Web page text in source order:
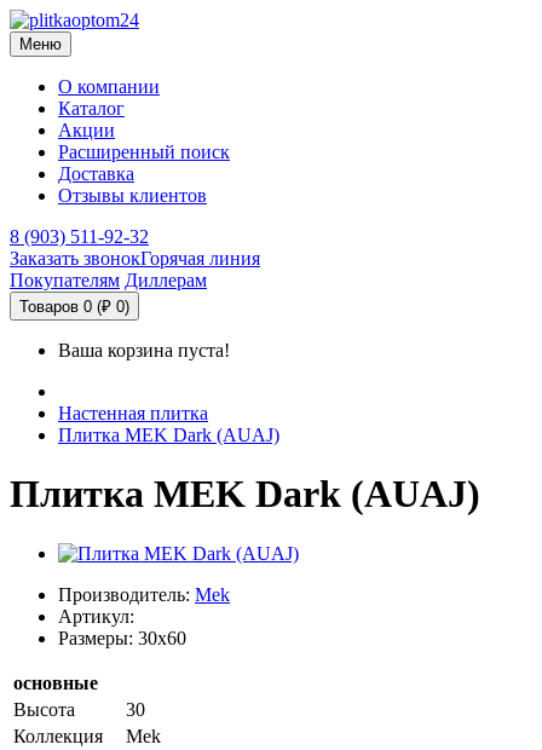
Меню
О компании
Каталог
Акции
Расширенный поиск
Доставка
Отзывы клиентов
8 (903) 511-92-32
Заказать звонокГорячая линия
Покупателям Диллерам
Товаров 0 (₽ 0)
Ваша корзина пуста!
Настенная плитка
Плитка MEK Dark (AUAJ)
Плитка MEK Dark (AUAJ)
Производитель: Mek
Артикул:
Размеры: 30x60
основные
Высота
30
Коллекция
Mek